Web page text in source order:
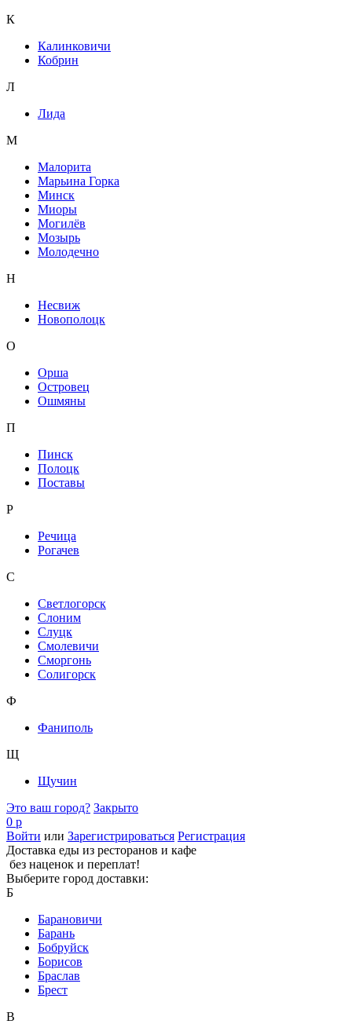
К
Калинковичи
Кобрин
Л
Лида
М
Малорита
Марьина Горка
Минск
Миоры
Могилёв
Мозырь
Молодечно
Н
Несвиж
Новополоцк
О
Орша
Островец
Ошмяны
П
Пинск
Полоцк
Поставы
Р
Речица
Рогачев
С
Светлогорск
Слоним
Слуцк
Смолевичи
Сморгонь
Солигорск
Ф
Фаниполь
Щ
Щучин
Это ваш город? Закрыто
0 р
Войти или Зарегистрироваться Регистрация
Доставка еды из ресторанов и кафе
без наценок и переплат!
Выберите город доставки:
Б
Барановичи
Барань
Бобруйск
Борисов
Браслав
Брест
В